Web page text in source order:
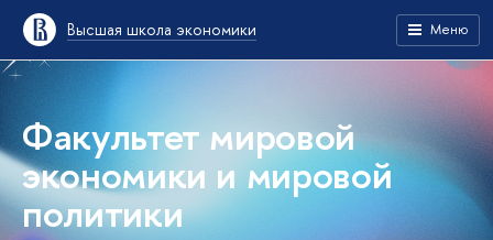
Высшая школа экономики Меню
Факультет мировой
экономики и мировой
политики